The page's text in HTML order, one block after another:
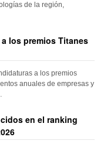
de la región,
los premios Titanes
a los premios
anuales de empresas y
en el ranking